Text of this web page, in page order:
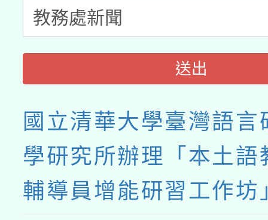
送出
國立清華大學臺灣語言
學研究所辦理「本土語
輔導員增能研習工作坊